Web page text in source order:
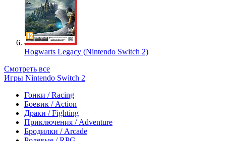
Hogwarts Legacy (Nintendo Switch 2)
Смотреть все
Игры Nintendo Switch 2
Гонки / Racing
Боевик / Action
Драки / Fighting
Приключения / Adventure
Бродилки / Arcade